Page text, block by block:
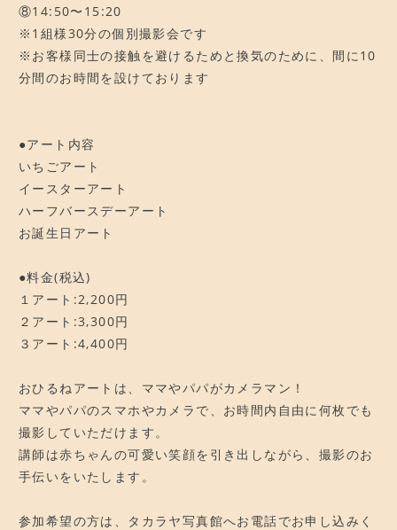
⑧14:50〜15:20
※1組様30分の個別撮影会です
※お客様同士の接触を避けるためと換気のために、間に10
分間のお時間を設けております
●アート内容
いちごアート
イースターアート
ハーフバースデーアート
お誕生日アート
●料金(税込)
１アート:2,200円
２アート:3,300円
３アート:4,400円
おひるねアートは、ママやパパがカメラマン！
ママやパパのスマホやカメラで、お時間内自由に何枚でも
撮影していただけます。
講師は赤ちゃんの可愛い笑顔を引き出しながら、撮影のお
手伝いをいたします。
参加希望の方は、タカラヤ写真館へお電話でお申し込みく